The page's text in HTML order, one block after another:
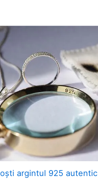
argintul 925 autentic